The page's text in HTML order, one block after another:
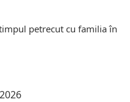
petrecut cu familia în